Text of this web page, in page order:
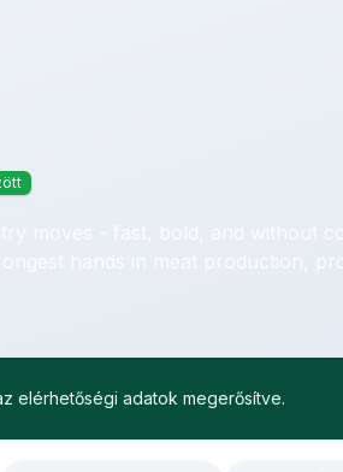
moves - fast, bold, and without
hands in meat production,
elérhetőségi adatok megerősítve.